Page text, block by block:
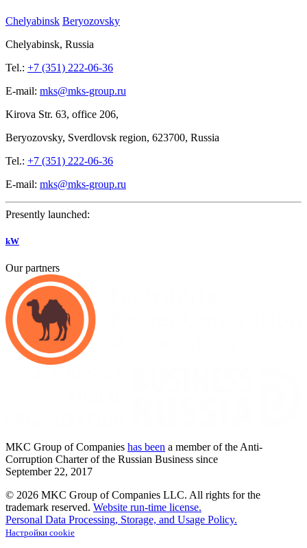
Chelyabinsk Beryozovsky
Chelyabinsk, Russia
Tel.: +7 (351) 222-06-36
E-mail: mks@mks-group.ru
Kirova Str. 63, office 206,
Beryozovsky, Sverdlovsk region, 623700, Russia
Tel.: +7 (351) 222-06-36
E-mail: mks@mks-group.ru
Presently launched:
kW
Our partners
MKC Group of Companies has been a member of the Anti-
Corruption Charter of the Russian Business since
September 22, 2017
© 2026 MKC Group of Companies LLC. All rights for the
trademark reserved. Website run-time license.
Personal Data Processing, Storage, and Usage Policy.
Настройки cookie